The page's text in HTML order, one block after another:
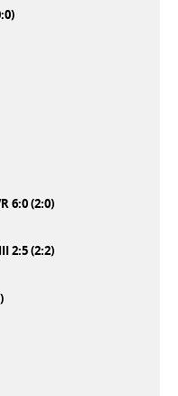
6:0 (2:0)
2:5 (2:2)